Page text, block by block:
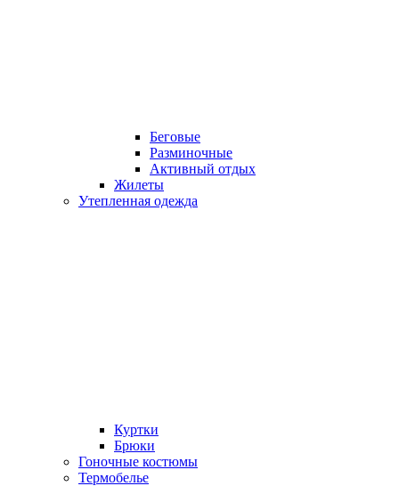
Беговые
Разминочные
Активный отдых
Жилеты
Утепленная одежда
Куртки
Брюки
Гоночные костюмы
Термобелье